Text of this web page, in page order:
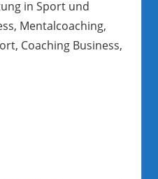
in Sport und
Mentalcoaching,
Coaching Business,